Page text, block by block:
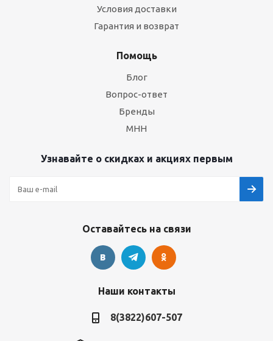
Условия доставки
Гарантия и возврат
Помощь
Блог
Вопрос-ответ
Бренды
МНН
Узнавайте о скидках и акциях первым
Оставайтесь на связи
Наши контакты
8(3822)607-507